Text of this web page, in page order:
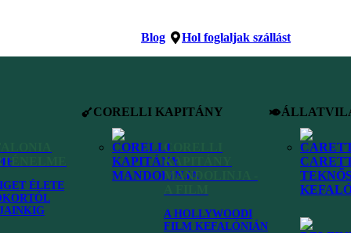
Blog Hol foglaljak szállást
ÉLETE
CORELLI KAPITÁNY
CORELLI
KAPITÁNY
MANDOLINJA -
A HOLLYWOODI
FILM KEFALÓNIÁN